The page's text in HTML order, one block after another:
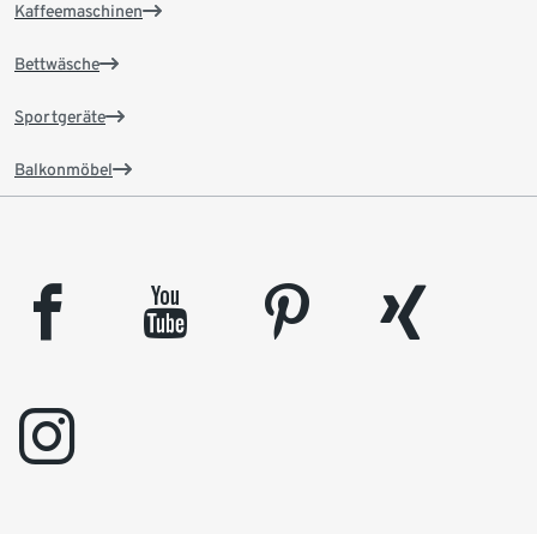
Kaffeemaschinen
Bettwäsche
Sportgeräte
Balkonmöbel
facebook youtube pinterest
xing
instagram